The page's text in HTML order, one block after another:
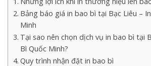
Bảng báo giá in bao bì tại Bạc Liêu –
Minh
Tại sao nên chọn dịch vụ in bao bì tại
Bì Quốc Minh?
Quy trình nhận đặt in bao bì